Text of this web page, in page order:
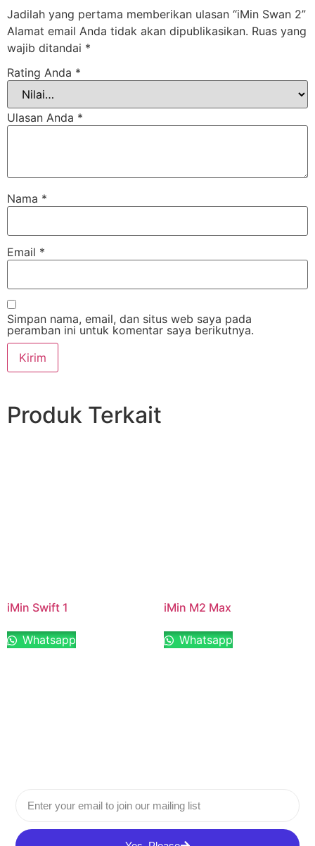
Jadilah yang pertama memberikan ulasan “iMin Swan 2”
Alamat email Anda tidak akan dipublikasikan. Ruas yang
wajib ditandai *
Rating Anda *
Ulasan Anda *
Nama *
Email *
Simpan nama, email, dan situs web saya pada
peramban ini untuk komentar saya berikutnya.
Produk Terkait
iMin Swift 1
Whatsapp
iMin M2 Max
Whatsapp